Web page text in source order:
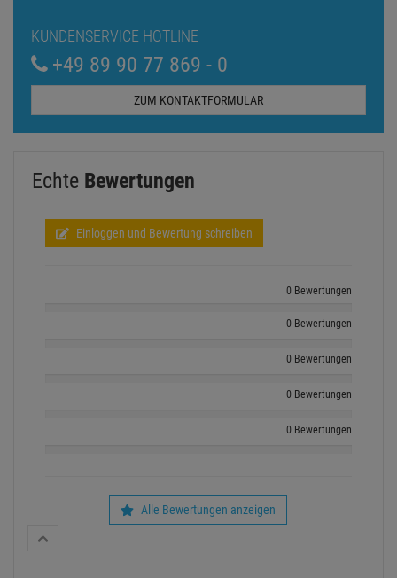
KUNDENSERVICE HOTLINE
+49 89 90 77 869 - 0
ZUM KONTAKTFORMULAR
Echte Bewertungen
Einloggen und Bewertung schreiben
0 Bewertungen
0 Bewertungen
0 Bewertungen
0 Bewertungen
0 Bewertungen
Alle Bewertungen anzeigen